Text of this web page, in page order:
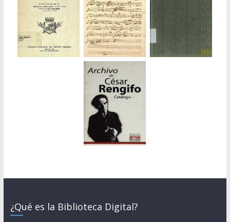
¿Qué es la Biblioteca Digital?